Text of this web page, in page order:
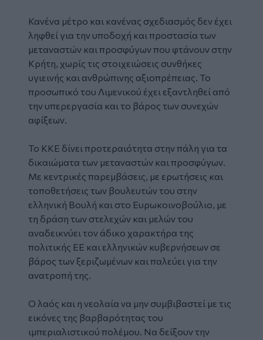
Κανένα μέτρο και κανένας σχεδιασμός δεν έχει
ληφθεί για την υποδοχή και προστασία των
μεταναστών και προσφύγων που φτάνουν στην
Κρήτη, χωρίς τις στοιχειώσεις συνθήκες
υγιεινής και ανθρώπινης αξιοπρέπειας. Το
προσωπικό του Λιμενικού έχει εξαντληθεί από
την υπερεργασία και το βάρος των συνεχών
αφίξεων.
Το ΚΚΕ δίνει προτεραιότητα στην πάλη για τα
δικαιώματα των μεταναστών και προσφύγων.
Με κεντρικές παρεμβάσεις, με ερωτήσεις και
τοποθετήσεις των βουλευτών του στην
ελληνική Βουλή και στο Ευρωκοινοβούλιο, με
τη δράση των στελεχών και μελών του
αναδεικνύει τον άδικο χαρακτήρα της
πολιτικής ΕΕ και ελληνικών κυβερνήσεων σε
βάρος των ξεριζωμένων και παλεύει για την
ανατροπή της.
Ο λαός και η νεολαία να μην συμβιβαστεί με τις
εικόνες της βαρβαρότητας του
ιμπεριαλιστικού πολέμου. Να δείξουν την